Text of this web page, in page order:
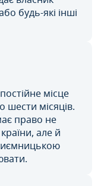
будь-які інші
місце
місяців.
право не
але й